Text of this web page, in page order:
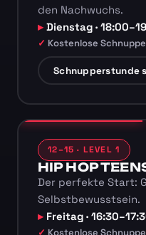
den Nachwuchs.
Dienstag ·
Kostenlose
Schnupperstunde
12–15 · LEVEL 1
HIP HOP
Der perfekte Start:
Selbstbewusstsein.
Freitag ·
Kostenlose